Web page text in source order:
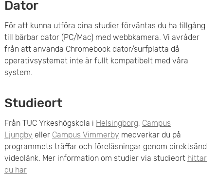
Dator
För att kunna utföra dina studier förväntas du ha tillgång
till bärbar dator (PC/Mac) med webbkamera. Vi avråder
från att använda Chromebook dator/surfplatta då
operativsystemet inte är fullt kompatibelt med våra
system.
Studieort
Från TUC Yrkeshögskola i Helsingborg, Campus
Ljungby eller Campus Vimmerby medverkar du på
programmets träffar och föreläsningar genom direktsänd
videolänk. Mer information om studier via studieort hittar
du här